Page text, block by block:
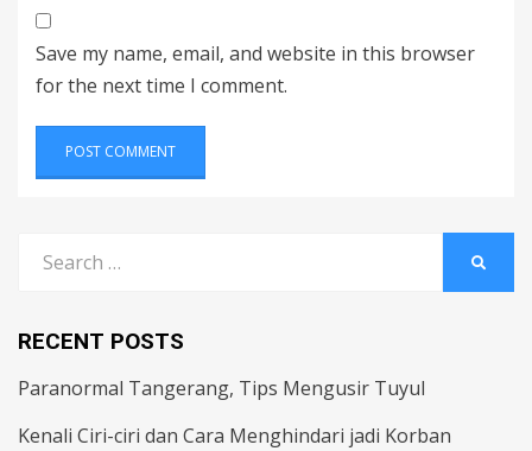
Save my name, email, and website in this browser
for the next time I comment.
for:
RECENT POSTS
Paranormal Tangerang, Tips Mengusir Tuyul
Kenali Ciri-ciri dan Cara Menghindari jadi Korban